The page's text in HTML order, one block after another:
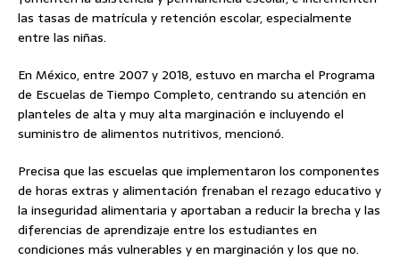
las tasas de matrícula y retención escolar, especialmente
entre las niñas.
En México, entre 2007 y 2018, estuvo en marcha el Programa
de Escuelas de Tiempo Completo, centrando su atención en
planteles de alta y muy alta marginación e incluyendo el
suministro de alimentos nutritivos, mencionó.
Precisa que las escuelas que implementaron los componentes
de horas extras y alimentación frenaban el rezago educativo y
la inseguridad alimentaria y aportaban a reducir la brecha y las
diferencias de aprendizaje entre los estudiantes en
condiciones más vulnerables y en marginación y los que no.